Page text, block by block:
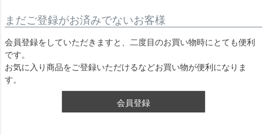
まだご登録がお済みでないお客様
会員登録をしていただきますと、二度目のお買い物時にとても便利
です。
お気に入り商品をご登録いただけるなどお買い物が便利になりま
す。
会員登録